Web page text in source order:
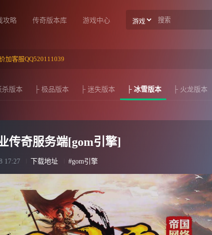
攻略 传奇版本库 游戏中心
加客服QQ520111039
杀版本 ├ 极品版本 ├ 迷失版本 ├ 冰雪版本 ├ 火龙版本
传奇服务端[gom引擎]
17:27 下载地址 #gom引擎